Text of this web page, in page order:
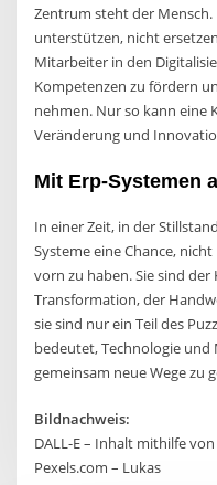
Zentrum steht der Mensch.
unterstützen, nicht
Mitarbeiter in den
Kompetenzen zu fördern
nehmen. Nur so kann eine
Veränderung und
Mit Erp-Systemen
In einer Zeit, in der
Systeme eine Chance,
vorn zu haben. Sie sind
Transformation, der
sie sind nur ein Teil des
bedeutet, Technologie
gemeinsam neue Wege zu
Bildnachweis:
DALL-E – Inhalt mithilfe
Pexels.com – Lukas